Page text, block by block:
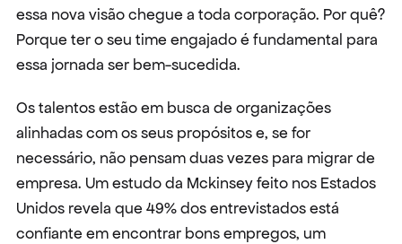
essa nova visão chegue a toda corporação. Por quê?
Porque ter o seu time engajado é fundamental para
essa jornada ser bem-sucedida.
Os talentos estão em busca de organizações
alinhadas com os seus propósitos e, se for
necessário, não pensam duas vezes para migrar de
empresa. Um estudo da Mckinsey feito nos Estados
Unidos revela que 49% dos entrevistados está
confiante em encontrar bons empregos, um